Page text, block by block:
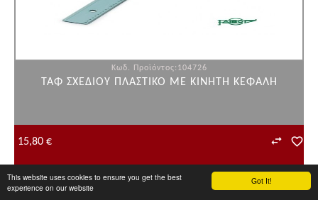
Got It!
This website uses cookies to ensure you get the best
experience on our website
Κωδ. Προϊόντος:104726
ΤΑΦ ΣΧΕΔΙΟΥ ΠΛAΣΤΙΚΟ ΜΕ ΚΙΝΗΤΗ ΚΕΦΑΛΗ
15,80 €